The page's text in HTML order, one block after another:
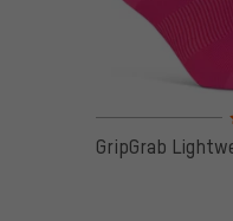
GripGrab